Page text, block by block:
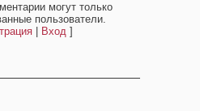
могут только
пользователи.
| Вход]